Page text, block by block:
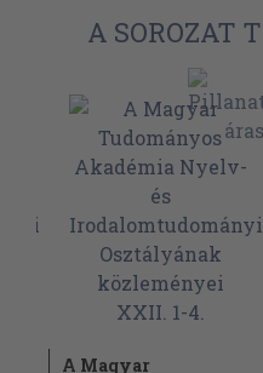
A SOROZAT
A Magyar